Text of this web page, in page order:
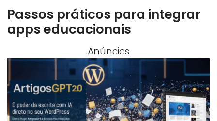
Passos práticos para integrar
apps educacionais
Anúncios